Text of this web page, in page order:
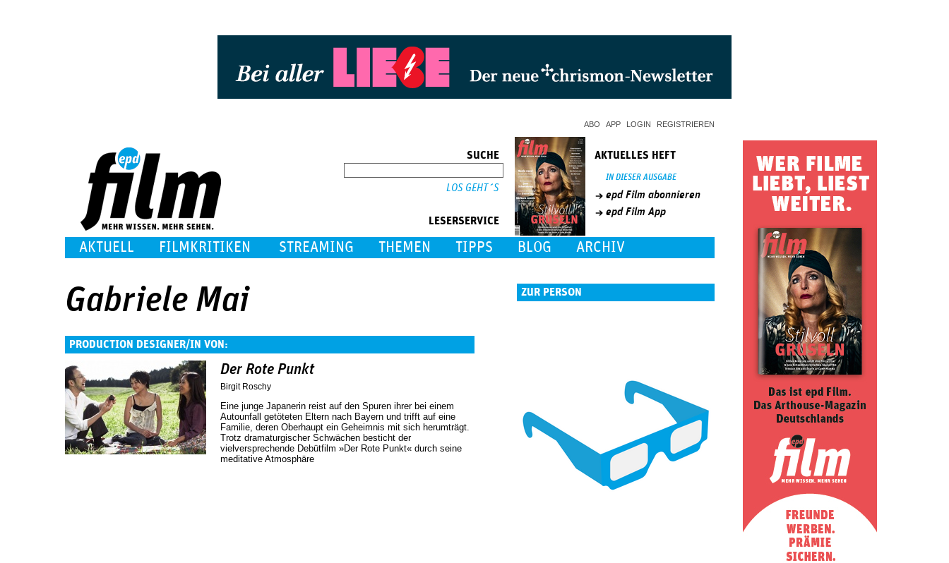
ABO APP LOGIN REGISTRIEREN
SUCHE
LESERSERVICE
AKTUELLES HEFT
IN DIESER AUSGABE
epd Film abonnieren
epd Film App
AKTUELL FILMKRITIKEN STREAMING THEMEN TIPPS BLOG ARCHIV
Gabriele Mai
PRODUCTION DESIGNER/IN VON:
Der Rote Punkt
Birgit Roschy
Eine junge Japanerin reist auf den Spuren ihrer bei einem
Autounfall getöteten Eltern nach Bayern und trifft auf eine
Familie, deren Oberhaupt ein Geheimnis mit sich herumträgt.
Trotz dramaturgischer Schwächen besticht der
vielversprechende Debütfilm »Der Rote Punkt« durch seine
meditative Atmosphäre
ZUR PERSON